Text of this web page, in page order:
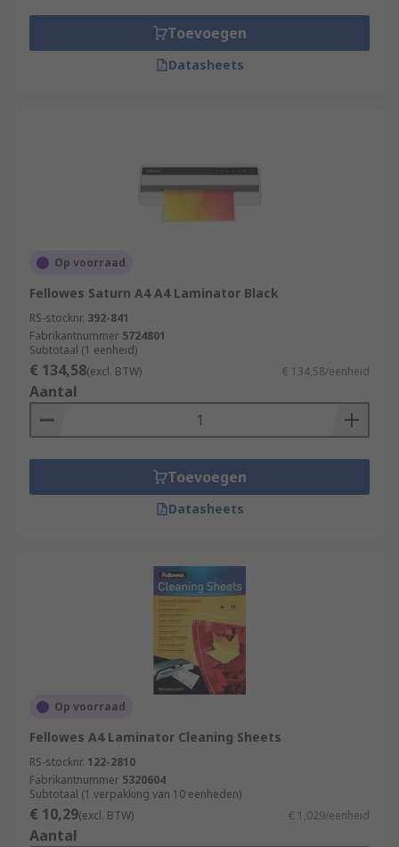
Toevoegen
Datasheets
Op voorraad
Fellowes Saturn A4 A4 Laminator Black
RS-stocknr. 392-841
Fabrikantnummer 5724801
Subtotaal (1 eenheid)
€ 134,58(excl. BTW) € 134,58/eenheid
Aantal
Toevoegen
Datasheets
Op voorraad
Fellowes A4 Laminator Cleaning Sheets
RS-stocknr. 122-2810
Fabrikantnummer 5320604
Subtotaal (1 verpakking van 10 eenheden)
€ 10,29(excl. BTW) € 1,029/eenheid
Aantal